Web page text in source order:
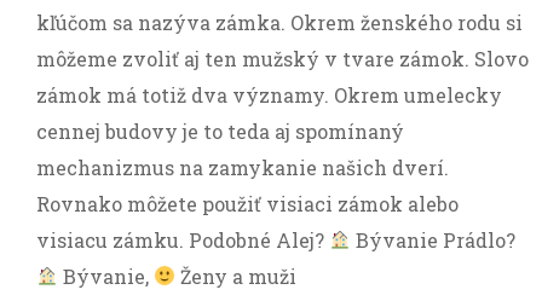
kľúčom sa nazýva zámka. Okrem ženského rodu si
môžeme zvoliť aj ten mužský v tvare zámok. Slovo
zámok má totiž dva významy. Okrem umelecky
cennej budovy je to teda aj spomínaný
mechanizmus na zamykanie našich dverí.
Rovnako môžete použiť visiaci zámok alebo
visiacu zámku. Podobné Alej?
Bývanie Prádlo?
Bývanie,
Ženy a muži